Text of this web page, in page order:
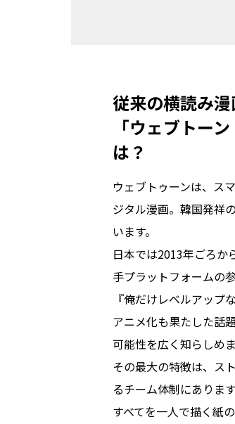
従来の横読み
「ウェブトー
は？
ウェブトゥーンは、ス
ジタル漫画。韓国発祥
います。
日本では2013年ごろか
手プラットフォームの
『俺だけレベルアップ
アニメ化も果たした話
可能性を広く知らしめま
その最大の特徴は、ス
るチーム体制にあります
すべてを一人で描く紙